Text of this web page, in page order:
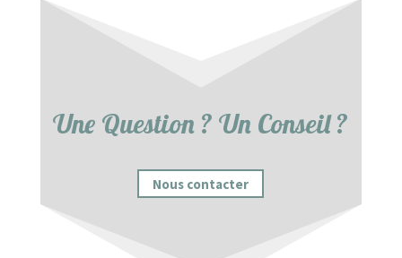
Une Question ? Un Conseil ?
Nous contacter